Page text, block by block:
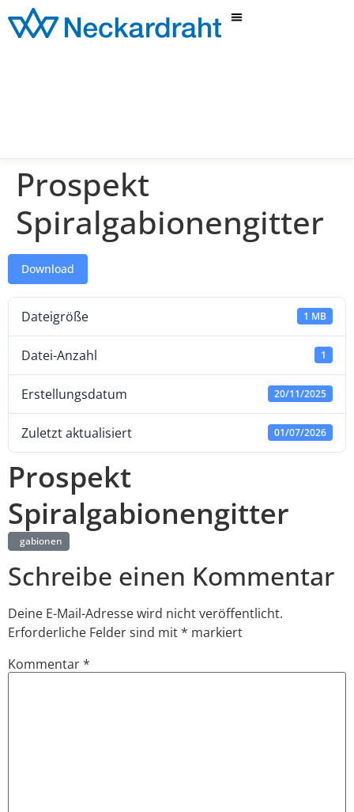
Prospekt
Spiralgabionengitter
Download
Dateigröße 1 MB
Datei-Anzahl 1
Erstellungsdatum 20/11/2025
Zuletzt aktualisiert 01/07/2026
Prospekt
Spiralgabionengitter
gabionen
Schreibe einen Kommentar
Deine E-Mail-Adresse wird nicht veröffentlicht.
Erforderliche Felder sind mit* markiert
Kommentar*